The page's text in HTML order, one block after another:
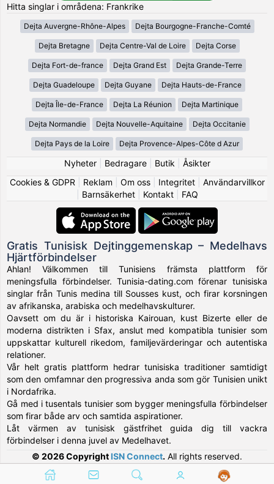
Hitta singlar i områdena: Frankrike
Dejta Auvergne-Rhône-Alpes Dejta Bourgogne-Franche-Comté
Dejta Bretagne Dejta Centre-Val de Loire Dejta Corse
Dejta Fort-de-france Dejta Grand Est Dejta Grande-Terre
Dejta Guadeloupe Dejta Guyane Dejta Hauts-de-France
Dejta Île-de-France Dejta La Réunion Dejta Martinique
Dejta Normandie Dejta Nouvelle-Aquitaine Dejta Occitanie
Dejta Pays de la Loire Dejta Provence-Alpes-Côte d Azur
Nyheter| Bedragare| Butik
Åsikter
Cookies & GDPR
Reklam Om oss| Integritet| Användarvillkor
Barnsäkerhet| Kontakt| FAQ
Gratis Tunisisk Dejtinggemenskap – Medelhavs
Hjärtförbindelser
Ahlan! Välkommen till Tunisiens främsta plattform för
meningsfulla förbindelser. Tunisia-dating.com förenar tunisiska
singlar från Tunis medina till Sousses kust, och firar korsningen
av afrikanska, arabiska och medelhavskulturer.
Oavsett om du är i historiska Kairouan, kust Bizerte eller de
moderna distrikten i Sfax, anslut med kompatibla tunisier som
uppskattar kulturell rikedom, familjevärderingar och autentiska
relationer.
Vår helt gratis plattform hedrar tunisiska traditioner samtidigt
som den omfamnar den progressiva anda som gör Tunisien unikt
i Nordafrika.
Gå med i tusentals tunisier som bygger meningsfulla förbindelser
som firar både arv och samtida aspirationer.
Låt värmen av tunisisk gästfrihet guida dig till vackra
förbindelser i denna juvel av Medelhavet.
© 2026 Copyright ISN Connect. All rights reserved.